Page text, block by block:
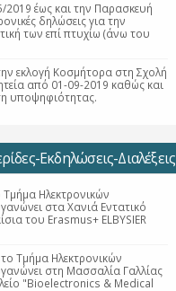
έως και την Παρασκευή
δηλώσεις για την
των επί πτυχίω (άνω του
εκλογή Κοσμήτορα στη Σχολή
από 01-09-2019 καθώς και
υποψηφιότητας.
Εκδηλώσεις-Διαλέξεις
Τμήμα Ηλεκτρονικών
στα Χανιά Εντατικό
του Erasmus+ ELBYSIER
Τμήμα Ηλεκτρονικών
στη Μασσαλία Γαλλίας
"Bioelectronics & Medical